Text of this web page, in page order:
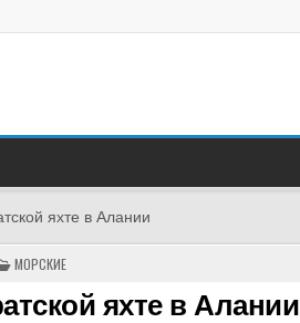
яхте в Алании
POSTED
МОРСКИЕ
яхте в Алании